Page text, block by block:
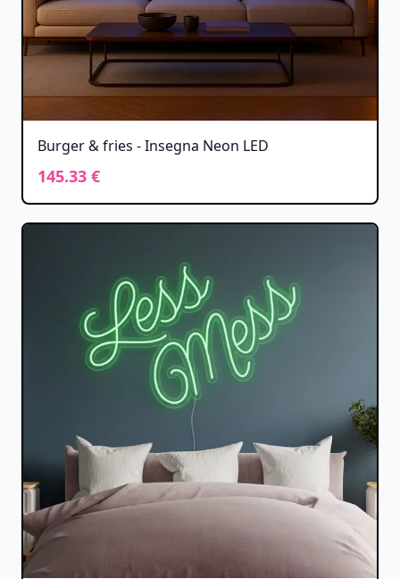
Burger & fries - Insegna Neon LED
145.33 €